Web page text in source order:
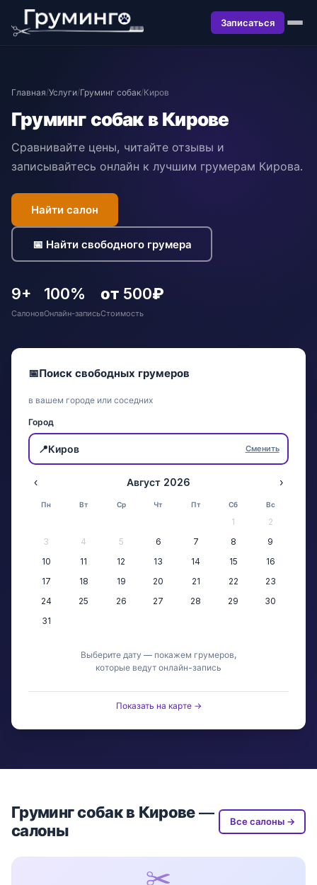
Записаться
Главная/Услуги/Груминг собак/Киров
Груминг собак в Кирове
Сравнивайте цены, читайте отзывы и
записывайтесь онлайн к лучшим грумерам Кирова.
Найти салон
📅 Найти свободного грумера
9+
Салонов
100%
Онлайн-запись
от 500₽
Стоимость
📅Поиск свободных грумеров
в вашем городе или соседних
Город
📍Киров Сменить
‹ Август 2026 ›
Пн Вт Ср Чт Пт Сб Вс
1
2
3
4 5 6 7 8
9
10
11 12 13 14 15
16
17
18 19 20 21 22
23
24
25 26 27 28 29
30
31
Выберите дату — покажем грумеров,
которые ведут онлайн-запись
Показать на карте →
Груминг собак в Кирове —
салоны
Все салоны →
✂️